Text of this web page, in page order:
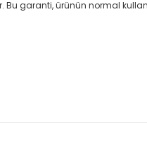
Bu garanti, ürünün normal